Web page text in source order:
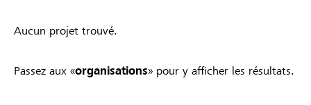
Aucun projet trouvé.
Passez aux «organisations» pour y afficher les résultats.